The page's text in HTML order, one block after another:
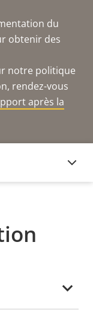
du
obtenir des
notre politique
rendez-vous
après la